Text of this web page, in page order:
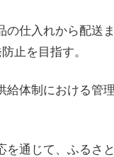
仕入れから配送
止を目指す。
体制における管
通じて、ふるさ